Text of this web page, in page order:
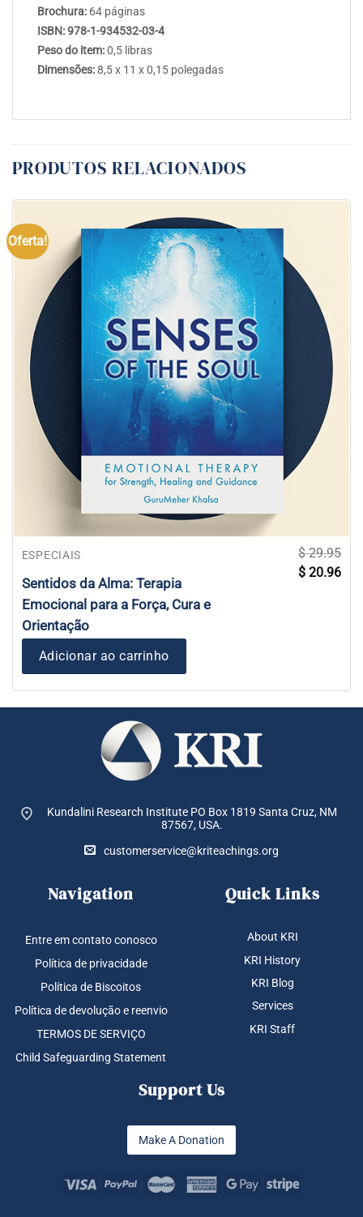
Brochura: 64 páginas
ISBN: 978-1-934532-03-4
Peso do item:0,5 libras
Dimensões:8,5 x 11 x 0,15 polegadas
PRODUTOS RELACIONADOS
Oferta!
ESPECIAIS
Sentidos da Alma: Terapia
Emocional para a Força, Cura e
Orientação
$29.95
O
preço
$ 20.96
Adicionar ao carrinho
Kundalini Research Institute PO Box 1819 Santa Cruz, NM
87567, USA.
customerservice@kriteachings.org
Navigation
Entre em contato conosco
Política de privacidade
Política de Biscoitos
Política de devolução e reenvio
TERMOS DE SERVIÇO
Child Safeguarding Statement
Quick Links
About KRI
KRI History
KRI Blog
Services
KRI Staff
Support Us
Make A Donation